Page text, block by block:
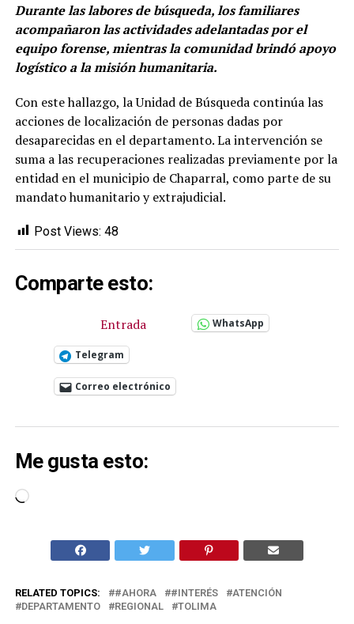
Durante las labores de búsqueda, los familiares
acompañaron las actividades adelantadas por el
equipo forense, mientras la comunidad brindó apoyo
logístico a la misión humanitaria.
Con este hallazgo, la Unidad de Búsqueda continúa las
acciones de localización de personas dadas por
desaparecidas en el departamento. La intervención se
suma a las recuperaciones realizadas previamente por la
entidad en el municipio de Chaparral, como parte de su
mandato humanitario y extrajudicial.
Post Views: 48
Comparte esto:
Entrada WhatsApp
Telegram
Correo electrónico
Me gusta esto:
Cargando...
RELATED TOPICS: #AHORA #INTERÉS
ATENCIÓN
DEPARTAMENTO
REGIONAL TOLIMA